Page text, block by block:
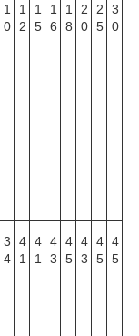
1
0
1
2
1
5
1
6
1
8
2
0
2
5
3
0
3
4
4
1
4
1
4
3
4
5
4
3
4
5
4
5